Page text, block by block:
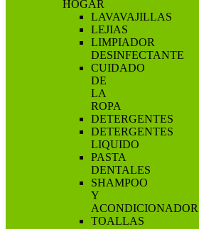
HOGAR
LAVAVAJILLAS
LEJIAS
LIMPIADOR
DESINFECTANTE
CUIDADO
DE
LA
ROPA
DETERGENTES
DETERGENTES
LIQUIDO
PASTA
DENTALES
SHAMPOO
Y
ACONDICIONADOR
TOALLAS